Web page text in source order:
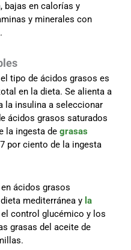
bajas en calorías y
y minerales con
tipo de ácidos grasos es
en la dieta. Se alienta a
la insulina a seleccionar
ácidos grasos saturados
la ingesta de grasas
por ciento de la ingesta
ácidos grasos
mediterránea y la
control glucémico y los
grasas del aceite de